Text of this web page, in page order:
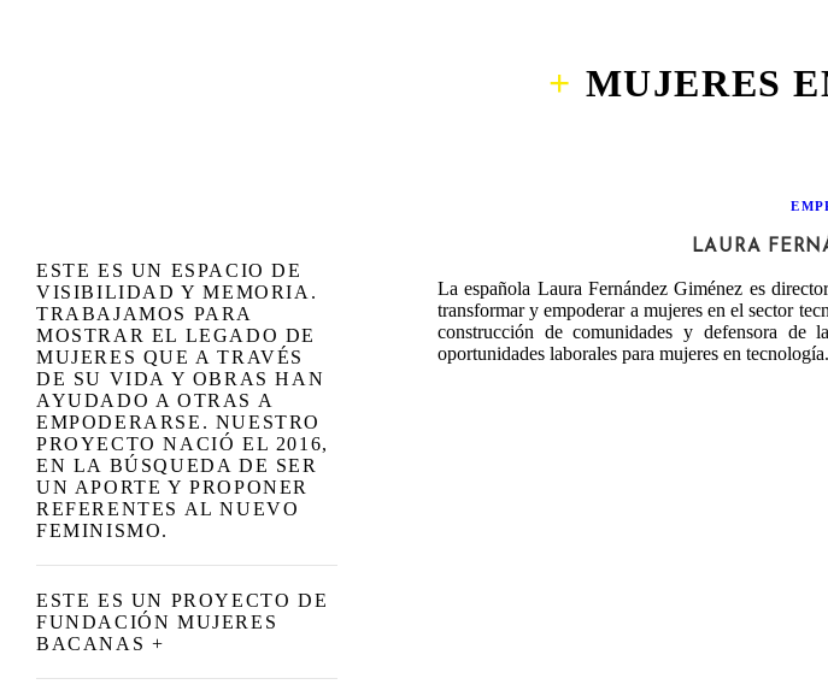
ESTE ES UN ESPACIO DE
VISIBILIDAD Y MEMORIA.
TRABAJAMOS PARA
MOSTRAR EL LEGADO DE
MUJERES QUE A TRAVÉS
DE SU VIDA Y OBRAS HAN
AYUDADO A OTRAS A
EMPODERARSE. NUESTRO
PROYECTO NACIÓ EL 2016,
EN LA BÚSQUEDA DE SER
UN APORTE Y PROPONER
REFERENTES AL NUEVO
FEMINISMO.
ESTE ES UN PROYECTO DE
FUNDACIÓN MUJERES
BACANAS +
MUJERES
LAURA
La española Laura Fernández Giménez es
transformar y empoderar a mujeres en el sector
construcción de comunidades y defensora
oportunidades laborales para mujeres en